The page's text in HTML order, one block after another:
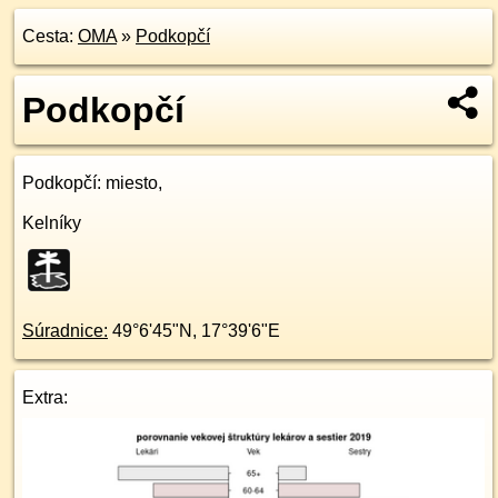
Cesta: OMA» Podkopčí
Podkopčí
Podkopčí: miesto,
Kelníky
Súradnice: 49°6'45"N , 17°39'6"E
Extra: